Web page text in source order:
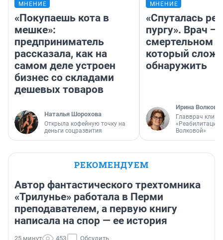
МНЕНИЕ
«Покупаешь кота в
мешке»:
предприниматель
рассказала, как на
самом деле устроен
бизнес со складами
дешевых товаров
Наталья Шорохова
Открыла кофейную точку на
деньги соцразвития
МНЕНИЕ
«Спуталась
пургу». Врач —
смертельном
который
обнаружить
Ирина Волкова
Главврач
«Реабилитация
Волковой»
РЕКОМЕНДУЕМ
Автор фантастического трехтомника
«Трилунье» работала в Перми
преподавателем, а первую книгу
написала на спор — ее история
25 минут 453 Обсудить